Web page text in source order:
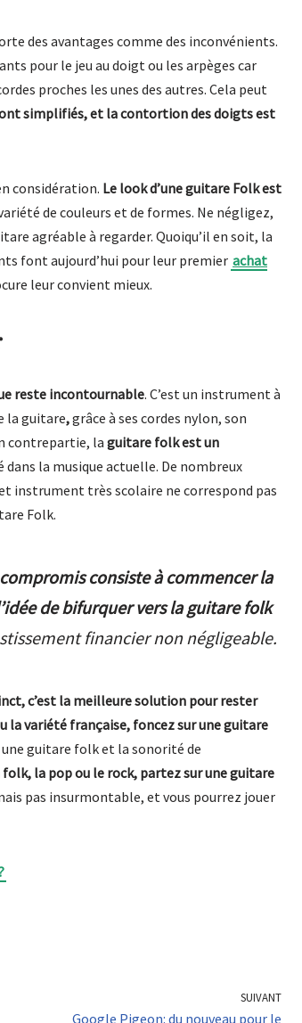
des avantages comme des inconvénients.
pour le jeu au doigt ou les arpèges car
proches les unes des autres. Cela peut
simplifiés, et la contortion des doigts est
considération. Le look d’une guitare Folk est
de couleurs et de formes. Ne négligez,
agréable à regarder. Quoiqu’il en soit, la
font aujourd’hui pour leur premier achat
leur convient mieux.
reste incontournable. C’est un instrument à
la guitare,grâce à ses cordes nylon, son
contrepartie, la guitare folk est un
dans la musique actuelle. De nombreux
instrument très scolaire ne correspond pas
Folk.
consiste à commencer la
de bifurquer vers la guitare folk
financier non négligeable.
c’est la meilleure solution pour rester
la variété française, foncez sur une guitare
une guitare folk et la sonorité de
la pop ou le rock, partez sur une guitare
pas insurmontable, et vous pourrez jouer
SUIVANT
Google Pigeon: du nouveau pour le